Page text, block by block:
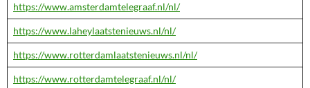
https://www.amsterdamtelegraaf.nl/nl/
https://www.laheylaatstenieuws.nl/nl/
https://www.rotterdamlaatstenieuws.nl/nl/
https://www.rotterdamtelegraaf.nl/nl/